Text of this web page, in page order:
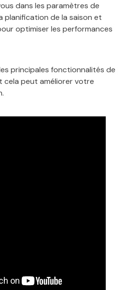
dans les paramètres de
planification de la saison et
optimiser les performances
principales fonctionnalités de
cela peut améliorer votre